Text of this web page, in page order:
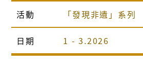
活動 「發現非遺」系列
日期 1 - 3.2026